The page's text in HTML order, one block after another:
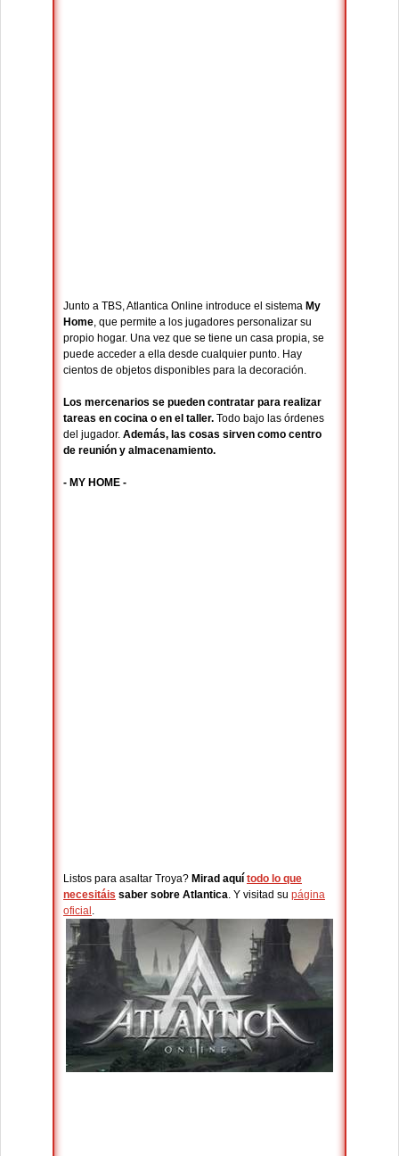
Junto a TBS, Atlantica Online introduce el sistema My
Home, que permite a los jugadores personalizar su
propio hogar. Una vez que se tiene un casa propia, se
puede acceder a ella desde cualquier punto. Hay
cientos de objetos disponibles para la decoración.
Los mercenarios se pueden contratar para realizar
tareas en cocina o en el taller. Todo bajo las órdenes
del jugador. Además, las cosas sirven como centro
de reunión y almacenamiento.
- MY HOME -
Listos para asaltar Troya? Mirad aquí todo lo que
necesitáis saber sobre Atlantica. Y visitad su página
oficial .